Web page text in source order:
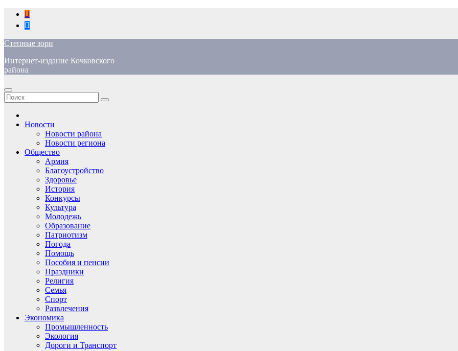
Перейти
содержимому
Степные зори
Интернет-издание Кочковского
района
Новости
Новости района
Новости региона
Общество
Армия
Благоустройство
Здоровье
История
Конкурсы
Культура
Молодежь
Образование
Патриотизм
Погода
Помощь
Пособия и пенсии
Праздники
Религия
Семья
Спорт
Развлечения
Экономика
Промышленность
Экология
Дороги и Транспорт